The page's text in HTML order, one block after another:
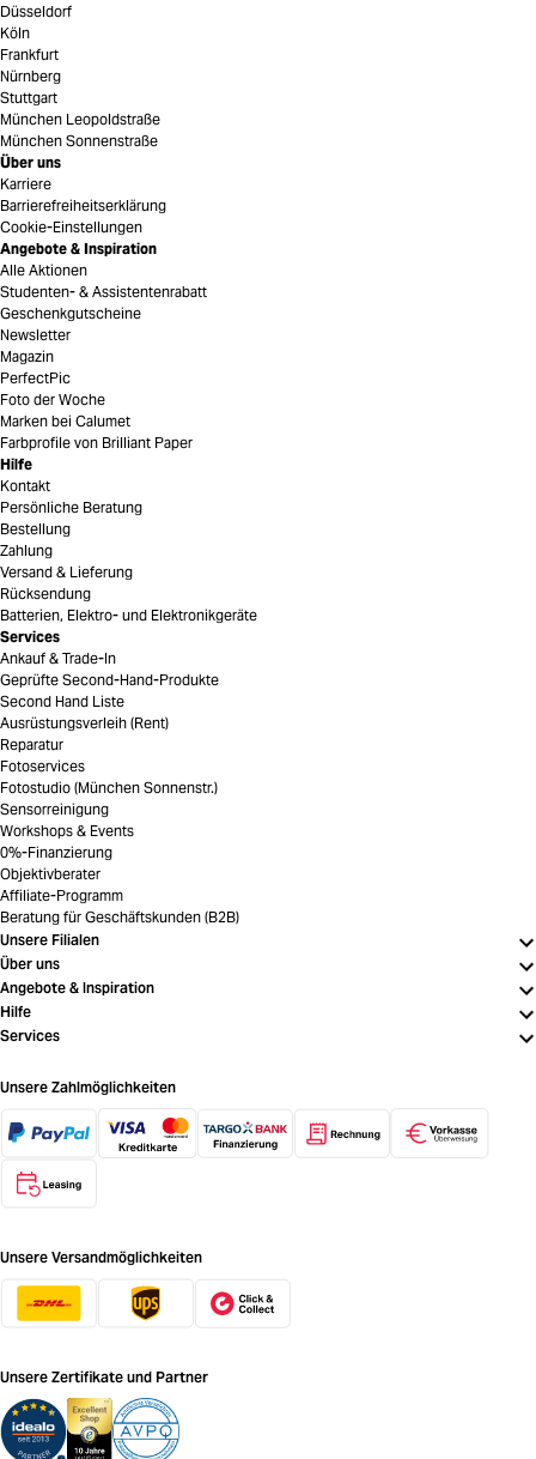
Düsseldorf
Köln
Frankfurt
Nürnberg
Stuttgart
München Leopoldstraße
München Sonnenstraße
Über uns
Karriere
Barrierefreiheitserklärung
Cookie-Einstellungen
Angebote & Inspiration
Alle Aktionen
Studenten- & Assistentenrabatt
Geschenkgutscheine
Newsletter
Magazin
PerfectPic
Foto der Woche
Marken bei Calumet
Farbprofile von Brilliant Paper
Hilfe
Kontakt
Persönliche Beratung
Bestellung
Zahlung
Versand & Lieferung
Rücksendung
Batterien, Elektro- und Elektronikgeräte
Services
Ankauf & Trade-In
Geprüfte Second-Hand-Produkte
Second Hand Liste
Ausrüstungsverleih (Rent)
Reparatur
Fotoservices
Fotostudio (München Sonnenstr.)
Sensorreinigung
Workshops & Events
0%-Finanzierung
Objektivberater
Affiliate-Programm
Beratung für Geschäftskunden (B2B)
Unsere Filialen
Über uns
Angebote & Inspiration
Hilfe
Services
Unsere Zahlmöglichkeiten
Unsere Versandmöglichkeiten
Unsere Zertifikate und Partner